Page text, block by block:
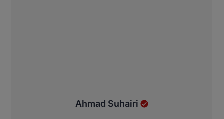
Ahmad Suhairi